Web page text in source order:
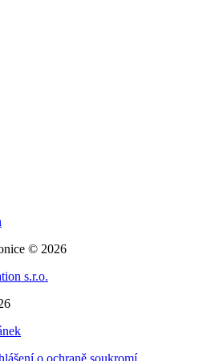
© 2026
s.r.o.
o ochraně soukromí